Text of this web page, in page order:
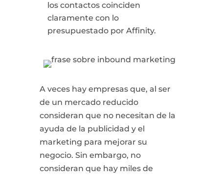
los contactos coinciden
claramente con lo
presupuestado por Affinity.
A veces hay empresas que, al ser
de un mercado reducido
consideran que no necesitan de la
ayuda de la publicidad y el
marketing para mejorar su
negocio. Sin embargo, no
consideran que hay miles de